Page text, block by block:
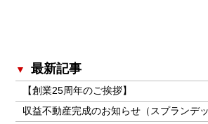
最新記事
【創業25周年のご挨拶】
収益不動産完成のお知らせ（スプランデ